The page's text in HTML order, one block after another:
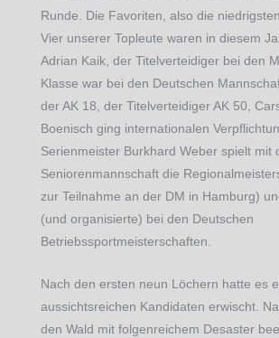
Runde. Die Favoriten, also die
Vier unserer Topleute waren in diesem
Adrian Kaik, der Titelverteidiger bei den
Klasse war bei den Deutschen
der AK 18, der Titelverteidiger AK 50,
Boenisch ging internationalen
Serienmeister Burkhard Weber spielt mit
Seniorenmannschaft die
zur Teilnahme an der DM in Hamburg)
(und organisierte) bei den Deutschen
Betriebssportmeisterschaften.
Nach den ersten neun Löchern hatte es
aussichtsreichen Kandidaten erwischt.
den Wald mit folgenreichem Desaster